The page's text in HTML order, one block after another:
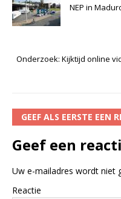
NEP in
Onderzoek: Kijktijd online
GEEF ALS EERSTE EEN
Geef een
Uw e-mailadres wordt niet
Reactie